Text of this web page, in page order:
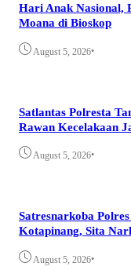
Hari Anak Nasional,
Moana di Bioskop
August 5, 2026•
Satlantas Polresta
Rawan Kecelakaan
August 5, 2026•
Satresnarkoba
Kotapinang, Sita
August 5, 2026•